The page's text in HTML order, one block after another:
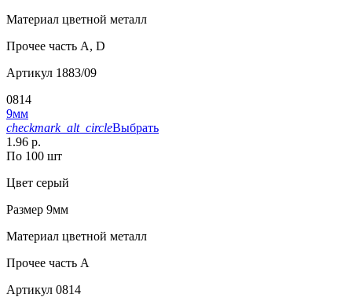
Материал цветной металл
Прочее часть A, D
Артикул 1883/09
0814
9мм
checkmark_alt_circleВыбрать
1.96 р.
По 100 шт
Цвет серый
Размер 9мм
Материал цветной металл
Прочее часть A
Артикул 0814